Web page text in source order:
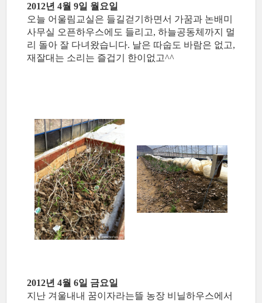
2012년 4월 9일 월요일
오늘 어울림교실은 들길걷기하면서 가꿈과 논배미
사무실 오픈하우스에도 들리고, 하늘공동체까지 멀
리 돌아 잘 다녀왔습니다. 날은 따숩도 바람은 없고,
재잘대는 소리는 즐겁기 한이없고^^
2012년 4월 6일 금요일
지난 겨울내내 꿈이자라는뜰 농장 비닐하우스에서